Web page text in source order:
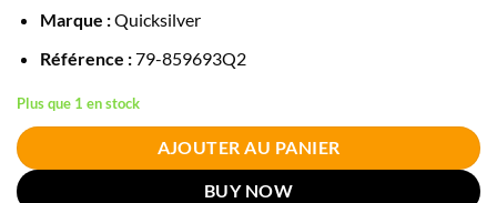
Marque :Quicksilver
Référence :79-859693Q2
Plus que 1 en stock
AJOUTER AU PANIER
BUY NOW